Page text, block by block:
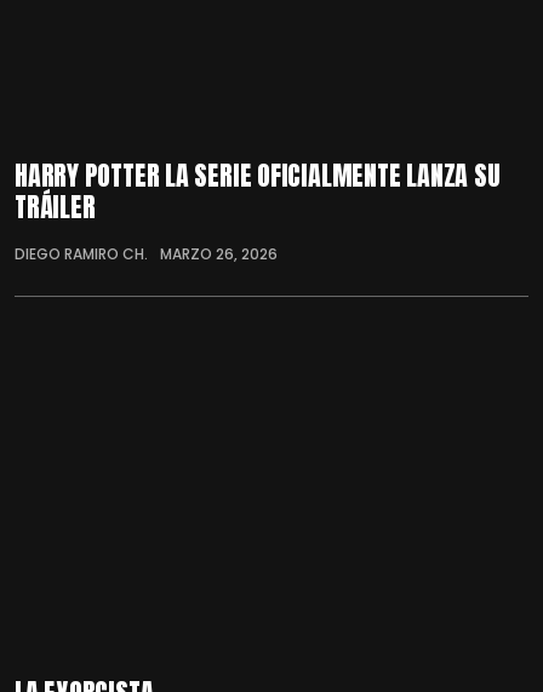
HARRY POTTER LA SERIE OFICIALMENTE LANZA SU
TRÁILER
DIEGO RAMIRO CH. MARZO 26, 2026